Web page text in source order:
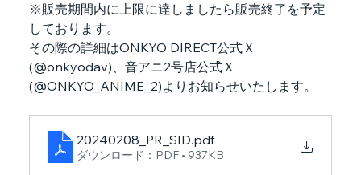
※販売期間内に上限に達しましたら販売終了を予定
しております。
その際の詳細はONKYO DIRECT公式Ｘ
(@onkyodav)、音アニ2号店公式Ｘ
(@ONKYO_ANIME_2)よりお知らせいたします。
20240208_PR_SID.pdf
ダウンロード：PDF • 937KB